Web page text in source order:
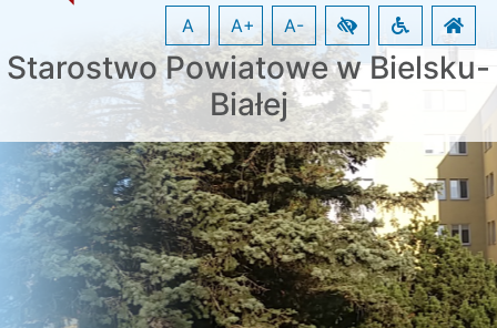
Starostwo Powiatowe w Bielsku-
Białej
A A+ A-